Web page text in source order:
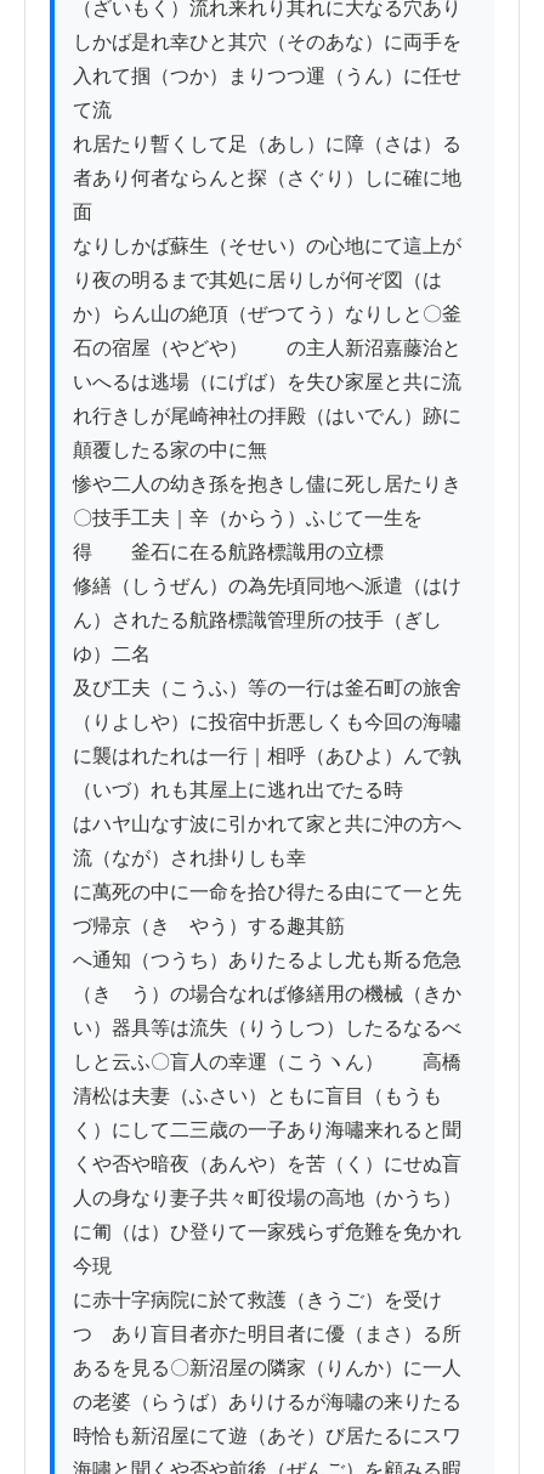
（ざいもく）流れ来れり其れに大なる穴あり
しかば是れ幸ひと其穴（そのあな）に両手を
入れて掴（つか）まりつつ運（うん）に任せ
て流
れ居たり暫くして足（あし）に障（さは）る
者あり何者ならんと探（さぐり）しに確に地
面
なりしかば蘇生（そせい）の心地にて這上が
り夜の明るまで其処に居りしが何ぞ図（は
か）らん山の絶頂（ぜつてう）なりしと〇釜
石の宿屋（やどや）　　の主人新沼嘉藤治と
いへるは逃場（にげば）を失ひ家屋と共に流
れ行きしが尾崎神社の拝殿（はいでん）跡に
顛覆したる家の中に無
惨や二人の幼き孫を抱きし儘に死し居たりき
〇技手工夫｜辛（からう）ふじて一生を
得　　釜石に在る航路標識用の立標
修繕（しうぜん）の為先頃同地へ派遣（はけ
ん）されたる航路標識管理所の技手（ぎし
ゆ）二名
及び工夫（こうふ）等の一行は釜石町の旅舍
（りよしや）に投宿中折悪しくも今回の海嘯
に襲はれたれは一行｜相呼（あひよ）んで孰
（いづ）れも其屋上に逃れ出でたる時
はハヤ山なす波に引かれて家と共に沖の方へ
流（なが）され掛りしも幸
に萬死の中に一命を拾ひ得たる由にて一と先
づ帰京（きゝやう）する趣其筋
へ通知（つうち）ありたるよし尤も斯る危急
（きゝう）の場合なれば修繕用の機械（きか
い）器具等は流失（りうしつ）したるなるべ
しと云ふ〇盲人の幸運（こうヽん）　　高橋
清松は夫妻（ふさい）ともに盲目（もうも
く）にして二三歳の一子あり海嘯来れると聞
くや否や暗夜（あんや）を苦（く）にせぬ盲
人の身なり妻子共々町役場の高地（かうち）
に匍（は）ひ登りて一家残らず危難を免かれ
今現
に赤十字病院に於て救護（きうご）を受け
つゝあり盲目者亦た明目者に優（まさ）る所
あるを見る〇新沼屋の隣家（りんか）に一人
の老婆（らうば）ありけるが海嘯の来りたる
時恰も新沼屋にて遊（あそ）び居たるにスワ